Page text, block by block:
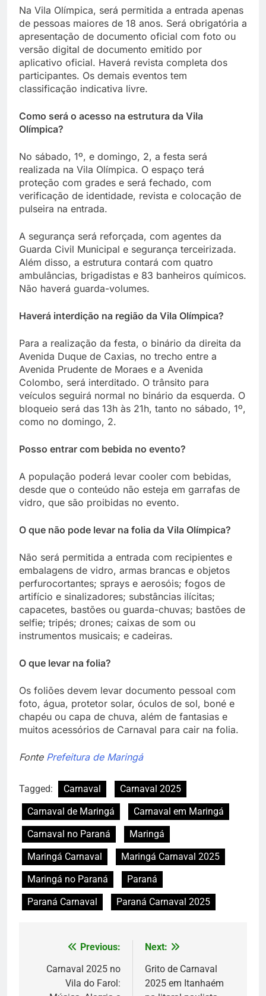
Na Vila Olímpica, será permitida a entrada apenas
de pessoas maiores de 18 anos. Será obrigatória a
apresentação de documento oficial com foto ou
versão digital de documento emitido por
aplicativo oficial. Haverá revista completa dos
participantes. Os demais eventos tem
classificação indicativa livre.
Como será o acesso na estrutura da Vila
Olímpica?
No sábado, 1º, e domingo, 2, a festa será
realizada na Vila Olímpica. O espaço terá
proteção com grades e será fechado, com
verificação de identidade, revista e colocação de
pulseira na entrada.
A segurança será reforçada, com agentes da
Guarda Civil Municipal e segurança terceirizada.
Além disso, a estrutura contará com quatro
ambulâncias, brigadistas e 83 banheiros químicos.
Não haverá guarda-volumes.
Haverá interdição na região da Vila Olímpica?
Para a realização da festa, o binário da direita da
Avenida Duque de Caxias, no trecho entre a
Avenida Prudente de Moraes e a Avenida
Colombo, será interditado. O trânsito para
veículos seguirá normal no binário da esquerda. O
bloqueio será das 13h às 21h, tanto no sábado, 1º,
como no domingo, 2.
Posso entrar com bebida no evento?
A população poderá levar cooler com bebidas,
desde que o conteúdo não esteja em garrafas de
vidro, que são proibidas no evento.
O que não pode levar na folia da Vila Olímpica?
Não será permitida a entrada com recipientes e
embalagens de vidro, armas brancas e objetos
perfurocortantes; sprays e aerosóis; fogos de
artifício e sinalizadores; substâncias ilícitas;
capacetes, bastões ou guarda-chuvas; bastões de
selfie; tripés; drones; caixas de som ou
instrumentos musicais; e cadeiras.
O que levar na folia?
Os foliões devem levar documento pessoal com
foto, água, protetor solar, óculos de sol, boné e
chapéu ou capa de chuva, além de fantasias e
muitos acessórios de Carnaval para cair na folia.
Fonte Prefeitura de Maringá
Tagged: Carnaval
Carnaval 2025
Carnaval de Maringá
Carnaval em Maringá
Carnaval no Paraná
Maringá
Maringá Carnaval
Maringá Carnaval 2025
Maringá no Paraná
Paraná
Paraná Carnaval
Paraná Carnaval 2025
Navegação
Previous:
Carnaval 2025 no
Vila do Farol:
Next:
Grito de Carnaval
2025 em Itanhaém